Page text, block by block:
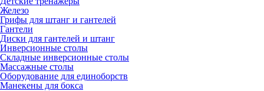
Железо
Грифы для штанг и гантелей
Гантели
Диски для гантелей и штанг
Инверсионные столы
Складные инверсионные столы
Массажные столы
Оборудование для единоборств
Манекены для бокса